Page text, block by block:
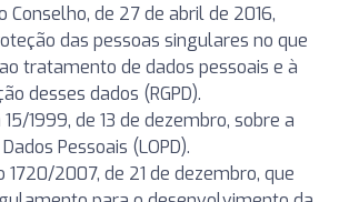
Conselho, de 27 de abril de 2016,
das pessoas singulares no que
tratamento de dados pessoais e à
desses dados (RGPD).
1999, de 13 de dezembro, sobre a
Pessoais (LOPD).
1720/2007, de 21 de dezembro, que